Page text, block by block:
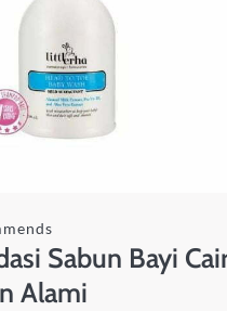
Sabun Bayi
Alami